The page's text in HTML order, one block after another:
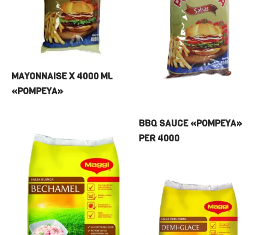
MAYONNAISE X 4000 ML
«POMPEYA»
BBQ SAUCE «POMPEYA»
PER 4000